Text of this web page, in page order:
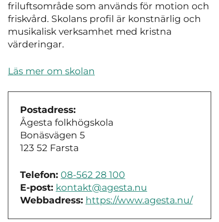
friluftsområde som används för motion och
friskvård. Skolans profil är konstnärlig och
musikalisk verksamhet med kristna
värderingar.
Läs mer om skolan
Postadress:
Ågesta folkhögskola
Bonäsvägen 5
123 52 Farsta
Telefon: 08-562 28 100
E-post: kontakt@agesta.nu
Webbadress: https://www.agesta.nu/